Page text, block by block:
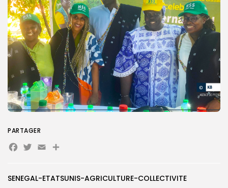
Search
SENEGAL-ETATSUNIS-AGRICULTURE-COLLECTIVITE
PARTAGER
Facebook
Twitter
EmailPartager